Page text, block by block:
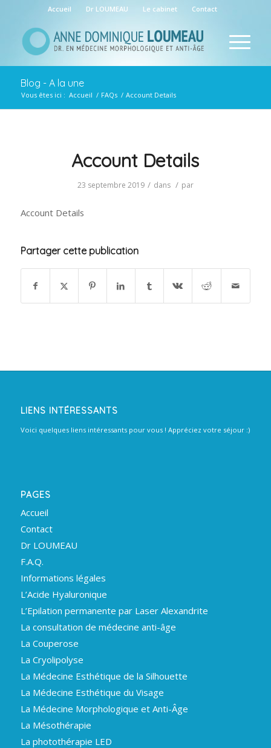
Accueil Dr LOUMEAU Le cabinet Contact
Blog - A la une
Vous êtes ici : Accueil / FAQs / Account Details
Account Details
23 septembre 2019 / dans / par
Account Details
Partager cette publication
LIENS INTÉRESSANTS
Voici quelques liens intéressants pour vous ! Appréciez votre séjour :)
PAGES
Accueil
Contact
Dr LOUMEAU
F.A.Q.
Informations légales
L’Acide Hyaluronique
L’Epilation permanente par Laser Alexandrite
La consultation de médecine anti-âge
La Couperose
La Cryolipolyse
La Médecine Esthétique de la Silhouette
La Médecine Esthétique du Visage
La Médecine Morphologique et Anti-Âge
La Mésothérapie
La photothérapie LED